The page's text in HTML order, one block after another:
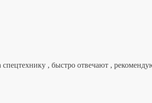
, быстро отвечают ,